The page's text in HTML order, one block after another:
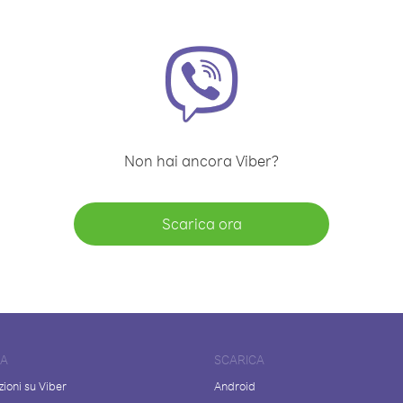
Non hai ancora Viber?
Scarica ora
su Viber
SCARICA
Android